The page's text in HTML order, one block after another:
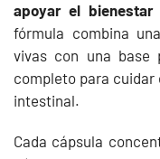
apoyar el bienestar
fórmula combina
vivas con una base
completo para
intestinal.
Cada cápsula